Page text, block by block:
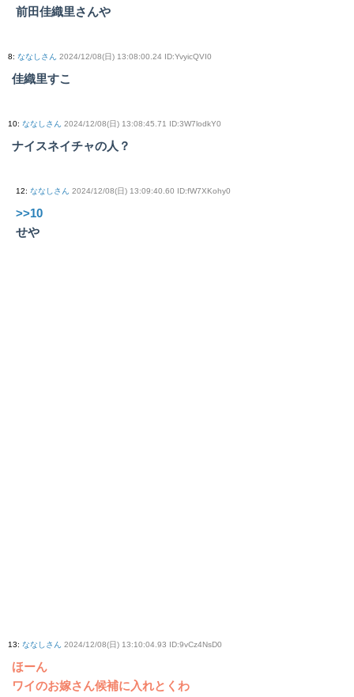
前田佳織里さんや
8: ななしさん 2024/12/08(日) 13:08:00.24 ID:YvyicQVI0
佳織里すこ
10: ななしさん 2024/12/08(日) 13:08:45.71 ID:3W7lodkY0
ナイスネイチャの人？
12: ななしさん 2024/12/08(日) 13:09:40.60 ID:fW7XKohy0
>>10
せや
13: ななしさん 2024/12/08(日) 13:10:04.93 ID:9vCz4NsD0
ほーん
ワイのお嫁さん候補に入れとくわ